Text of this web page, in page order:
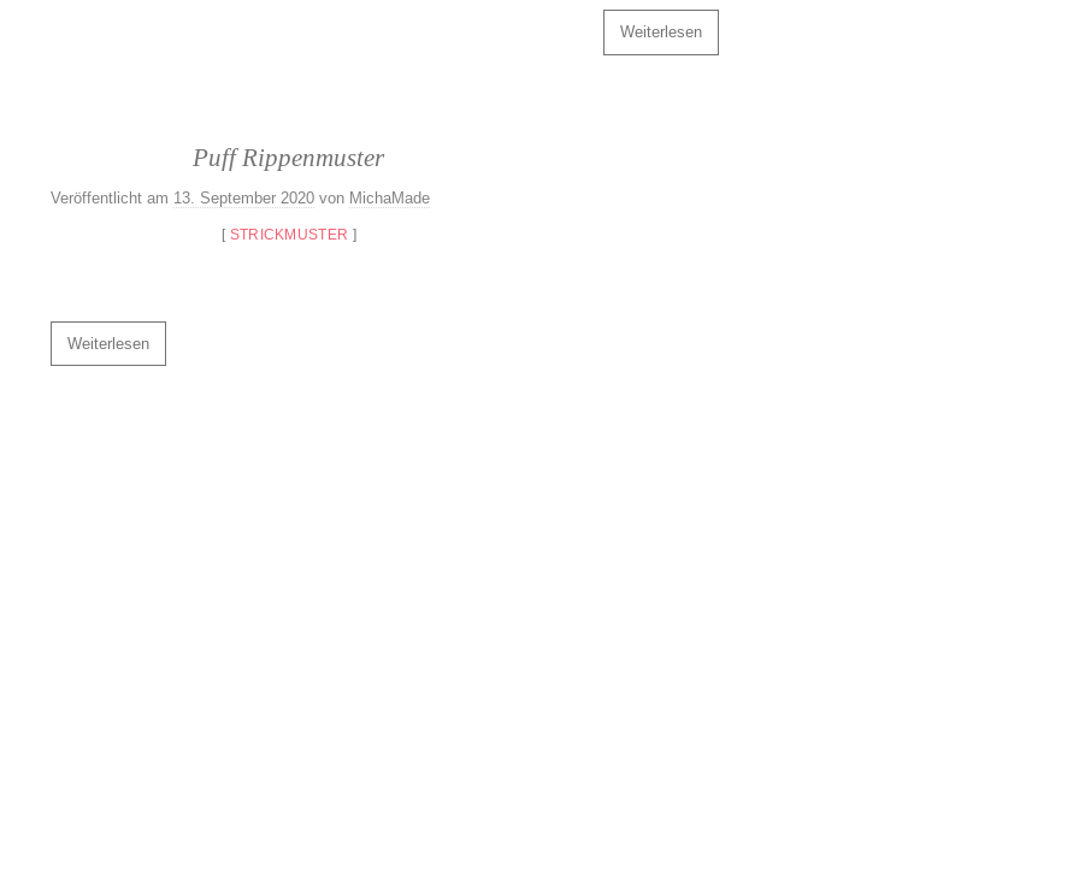
Weiterlesen
Puff Rippenmuster
Veröffentlicht am 13. September 2020 von MichaMade
[ STRICKMUSTER ]
Weiterlesen